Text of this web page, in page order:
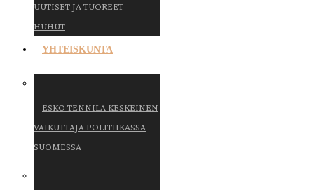
UUTISET JA TUOREET
HUHUT
YHTEISKUNTA
ESKO TENNILÄ KESKEINEN
VAIKUTTAJA POLITIIKASSA
SUOMESSA